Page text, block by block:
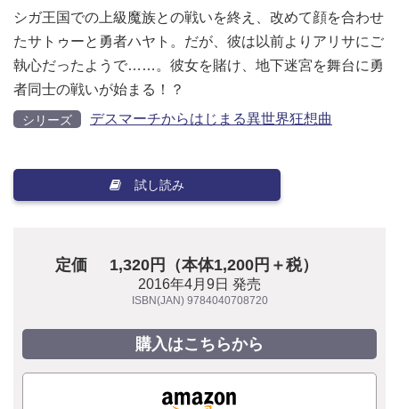
シガ王国での上級魔族との戦いを終え、改めて顔を合わせ
たサトゥーと勇者ハヤト。だが、彼は以前よりアリサにご
執心だったようで……。彼女を賭け、地下迷宮を舞台に勇
者同士の戦いが始まる！？
シリーズ デスマーチからはじまる異世界狂想曲
試し読み
定価 1,320円（本体1,200円＋税）
2016年4月9日 発売
ISBN(JAN) 9784040708720
購入はこちらから